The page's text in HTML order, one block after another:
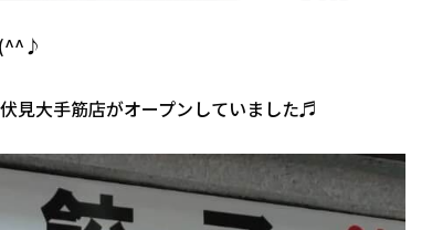
見大手筋店がオープンしていました♬